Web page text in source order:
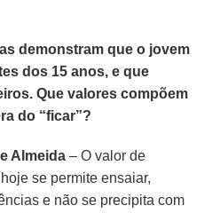
demonstram que o jovem
dos 15 anos, e que
Que valores compõem
do “ficar”?
Almeida – O valor de
se permite ensaiar,
e não se precipita com